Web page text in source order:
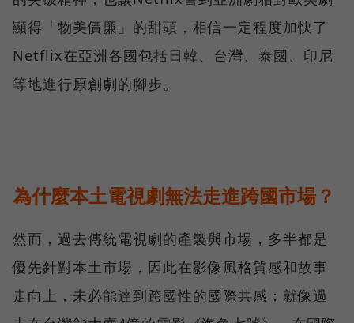
顯得「物美價廉」的甜頭，相信一定程度加快了
Netflix在亞洲各國包括日韓、台灣、泰國、印尼
等地進行原創劇的腳步。
為什麼本土電視劇無法走進跨國市場？
然而，過去傳統電視劇的產製與市場，多半都是
優先針對本土市場，因此在影像風格質感和故事
走向上，未必能達到跨國性的國際共感；就像過